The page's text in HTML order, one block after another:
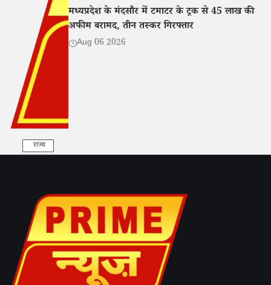
राज्य
मध्यप्रदेश के मंदसौर में टमाटर के ट्रक से 45 लाख की
अफीम बरामद, तीन तस्कर गिरफ्तार
Aug 06 2026